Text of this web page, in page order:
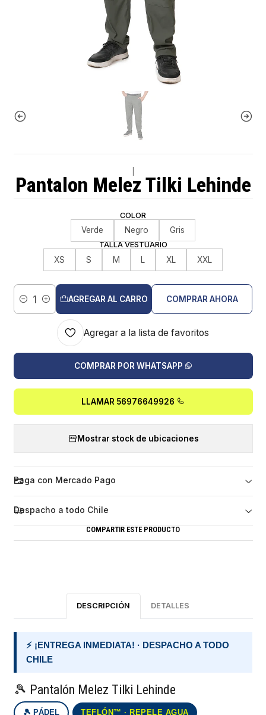
Pantalon Melez Tilki Lehinde
COLOR
Verde Negro Gris
TALLA VESTUARIO
XS S M L XL XXL
Cantidad
AGREGAR AL CARRO COMPRAR AHORA
Agregar a la lista de favoritos
COMPRAR POR WHATSAPP
LLAMAR 56976649926
Mostrar stock de ubicaciones
Paga con Mercado Pago
Despacho a todo Chile
COMPARTIR ESTE PRODUCTO
DESCRIPCIÓN DETALLES
⚡ ¡ENTREGA INMEDIATA! · DESPACHO A TODO
CHILE
🎾 Pantalón Melez Tilki Lehinde
🎾 PÁDEL TEFLÓN™ · REPELE AGUA